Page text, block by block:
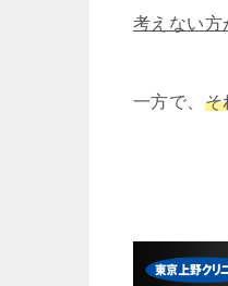
考えない方
一方で、 そ